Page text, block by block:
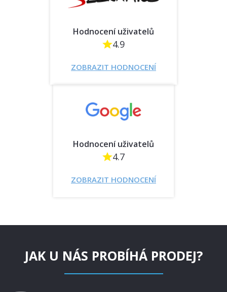
Hodnocení uživatelů
4.9
ZOBRAZIT HODNOCENÍ
Hodnocení uživatelů
4.7
ZOBRAZIT HODNOCENÍ
JAK U NÁS PROBÍHÁ PRODEJ?